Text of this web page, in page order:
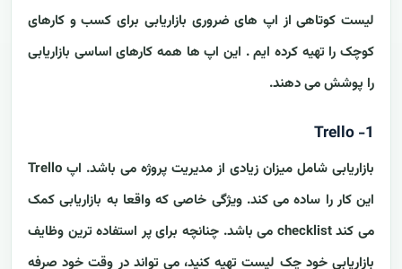
لیست کوتاهی از اپ های ضروری بازاریابی برای کسب و کارهای
کوچک را تهیه کرده ایم . این اپ ها همه کارهای اساسی بازاریابی
را پوشش می دهند.
1- Trello
بازاریابی شامل میزان زیادی از مدیریت پروژه می باشد. اپ Trello
این کار را ساده می کند. ویژگی خاصی که واقعا به بازاریابی کمک
می کند checklist می باشد. چنانچه برای پر استفاده ترین وظایف
بازاریابی خود چک لیست تهیه کنید، می تواند در وقت خود صرفه